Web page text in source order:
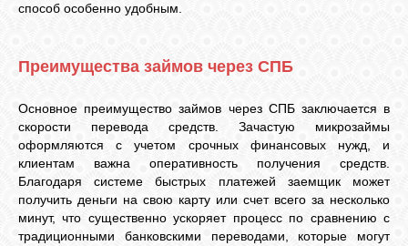
САЙТЫ
ОБЪЯВЛЕНИЯ
ВОПРОСЫ /
ОТВЕТЫ
КОНТАКТЫ
способ особенно удобным.
Преимущества займов через СПБ
Основное преимущество займов через СПБ заключается в
скорости перевода средств. Зачастую микрозаймы
оформляются с учетом срочных финансовых нужд, и
клиентам важна оперативность получения средств.
Благодаря системе быстрых платежей заемщик может
получить деньги на свою карту или счет всего за несколько
минут, что существенно ускоряет процесс по сравнению с
традиционными банковскими переводами, которые могут